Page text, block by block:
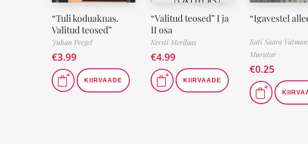
“Tuli koduaknas.
Valitud teosed”
Juhan Peegel
€3.99
KIIRVAADE
“Valitud teosed” I ja
II osa
Kersti Merilaas
€4.99
KIIRVAADE
“Igavestel
Kati Saara
Murutar
€0.25